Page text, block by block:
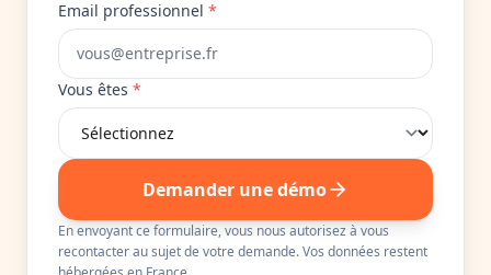
Email professionnel *
Vous êtes *
Demander une démo
En envoyant ce formulaire, vous nous autorisez à vous
recontacter au sujet de votre demande. Vos données restent